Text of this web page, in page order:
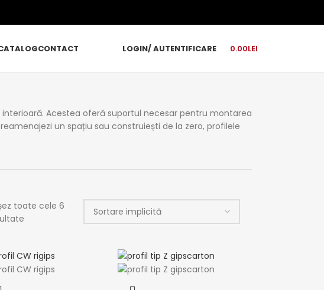
CONTACT LOGIN/ AUTENTIFICARE 0.00LEI
Acestea oferă suportul necesar pentru montarea
un spațiu sau construiești de la zero, profilele
toate cele 6